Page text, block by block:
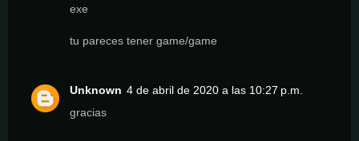
exe
tu pareces tener game/game
Unknown 4 de abril de 2020 a las 10:27 p.m.
gracias